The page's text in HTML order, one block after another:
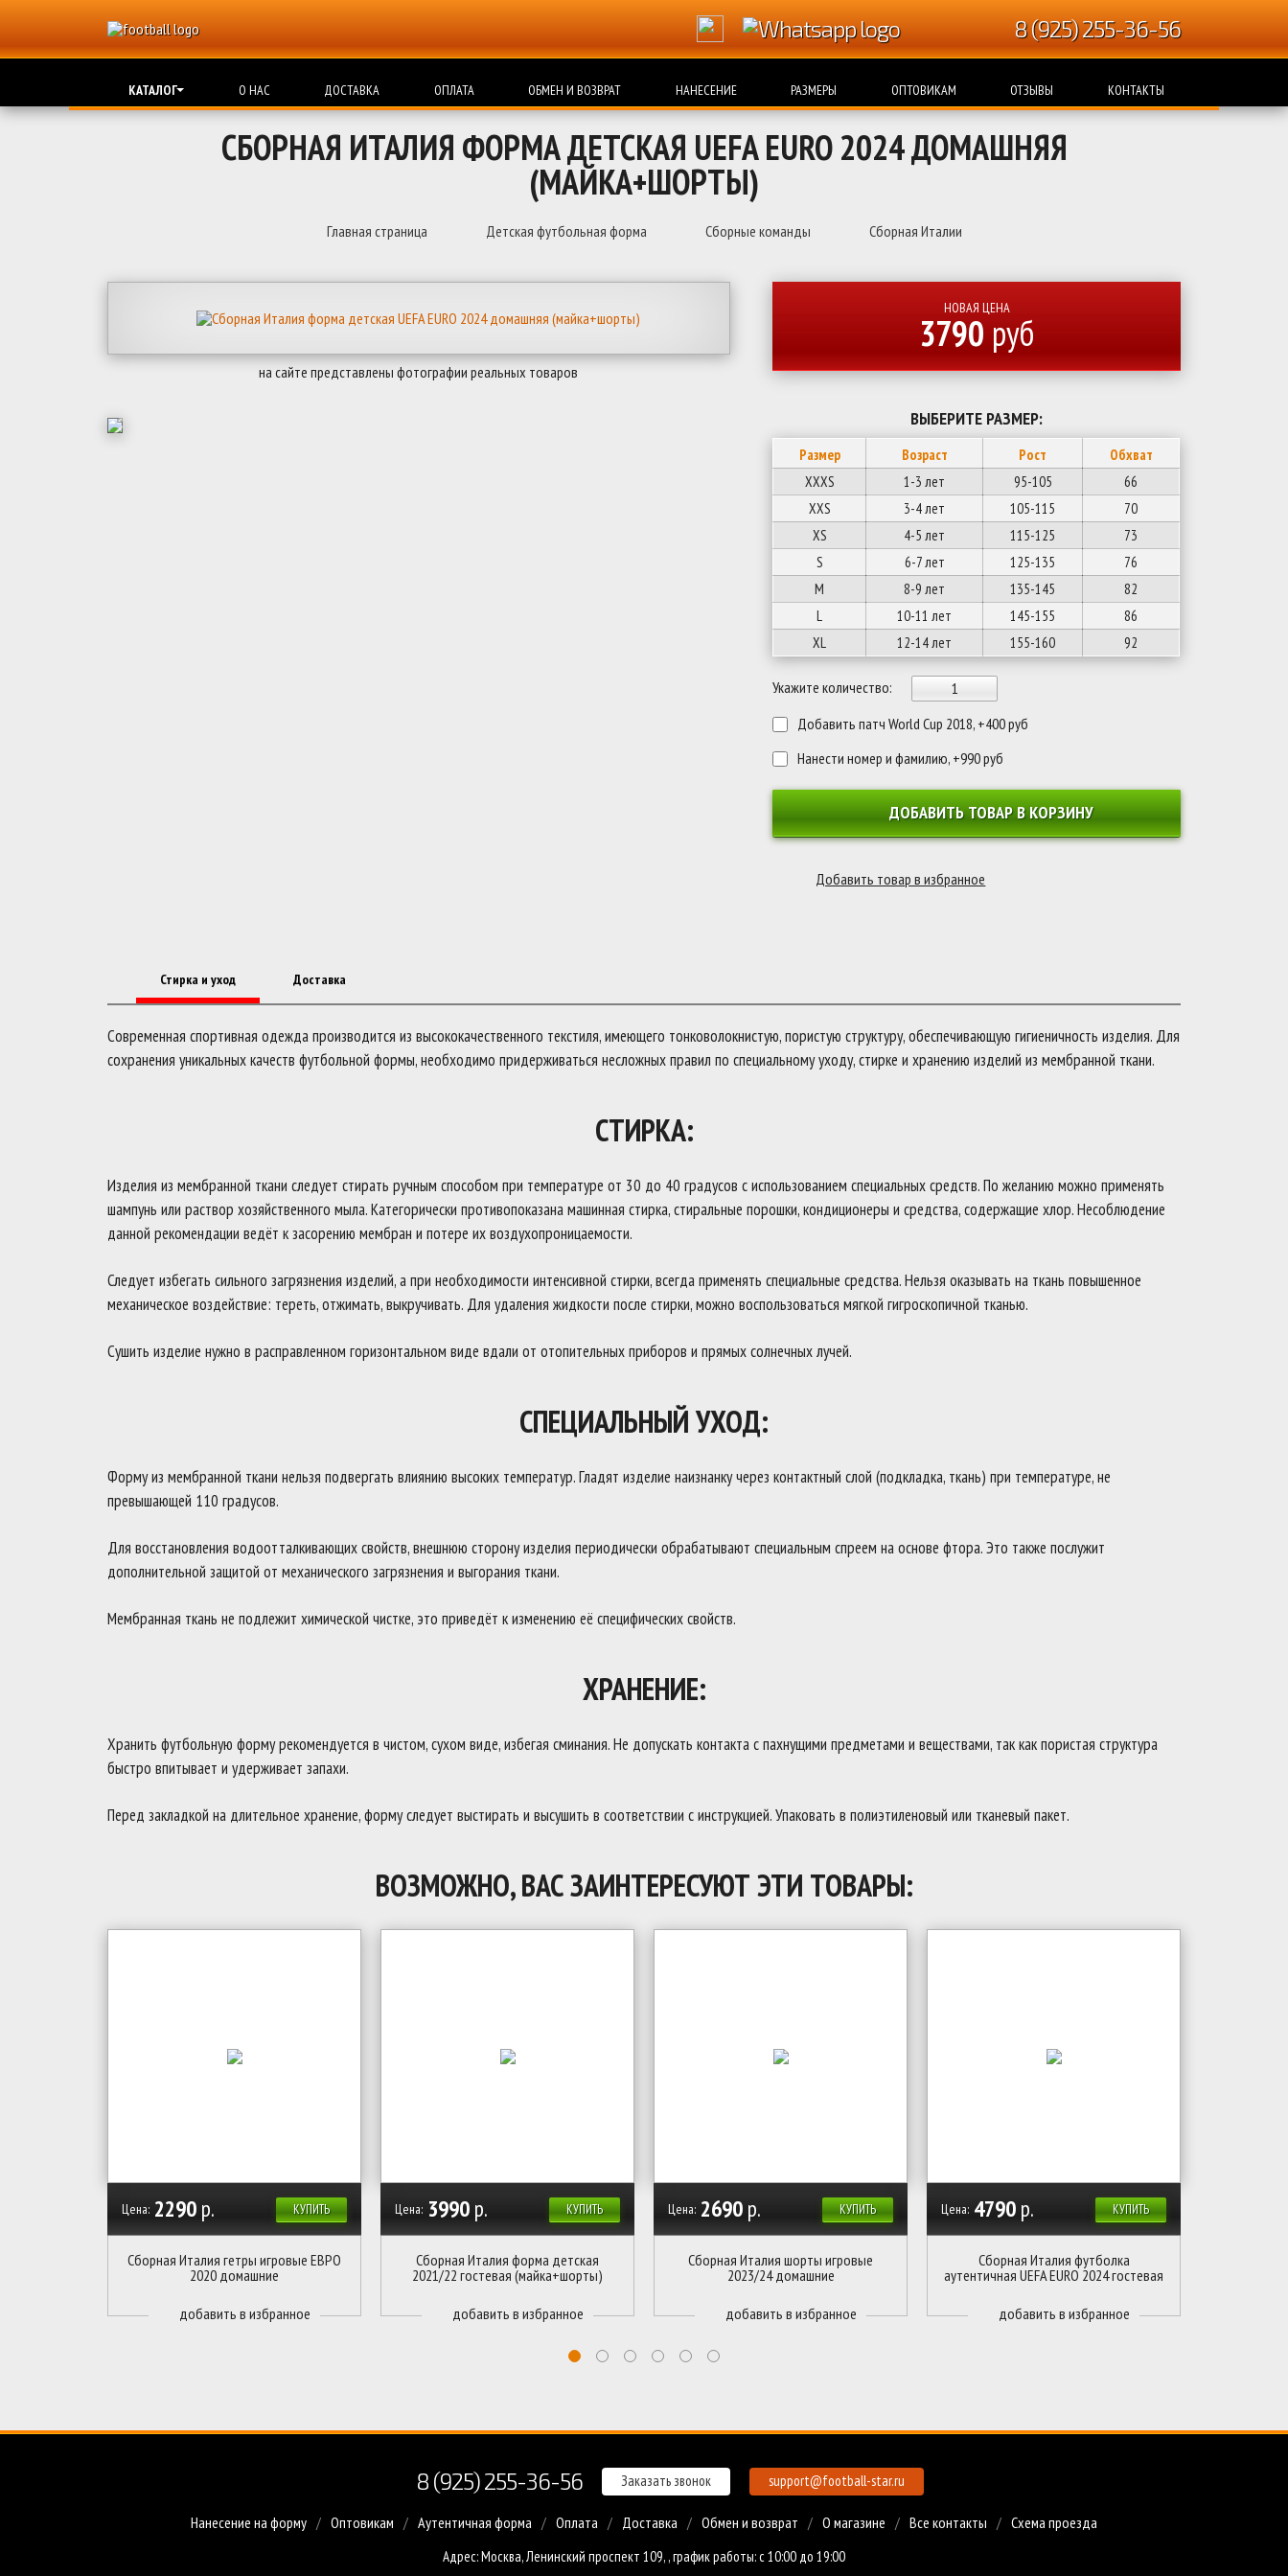
8 (925) 255-36-56
КАТАЛОГ О НАС ДОСТАВКА ОПЛАТА ОБМЕН И ВОЗВРАТ НАНЕСЕНИЕ РАЗМЕРЫ ОПТОВИКАМ ОТЗЫВЫ КОНТАКТЫ
СБОРНАЯ ИТАЛИЯ ФОРМА ДЕТСКАЯ UEFA EURO 2024 ДОМАШНЯЯ
(МАЙКА+ШОРТЫ)
Главная страница Детская футбольная форма Сборные команды Сборная Италии
на сайте представлены фотографии реальных товаров
НОВАЯ ЦЕНА
3790 руб
ВЫБЕРИТЕ РАЗМЕР:
Размер Возраст Рост
Обхват
XXXS
1-3 лет 95-105
66
XXS
3-4 лет 105-115
70
XS
4-5 лет 115-125
73
S
6-7 лет 125-135
76
M
8-9 лет 135-145
82
L
10-11 лет 145-155
86
XL
12-14 лет 155-160 92
Укажите количество:
Добавить патч World Cup 2018, +400 руб
Нанести номер и фамилию, +990 руб
ДОБАВИТЬ ТОВАР В КОРЗИНУ
Стирка и уход Доставка
Современная спортивная одежда производится из высококачественного текстиля, имеющего тонковолокнистую, пористую структуру, обеспечивающую гигиеничность изделия. Для
сохранения уникальных качеств футбольной формы, необходимо придерживаться несложных правил по специальному уходу, стирке и хранению изделий из мембранной ткани.
СТИРКА:
Изделия из мембранной ткани следует стирать ручным способом при температуре от 30 до 40 градусов с использованием специальных средств. По желанию можно применять
шампунь или раствор хозяйственного мыла. Категорически противопоказана машинная стирка, стиральные порошки, кондиционеры и средства, содержащие хлор. Несоблюдение
данной рекомендации ведёт к засорению мембран и потере их воздухопроницаемости.
Следует избегать сильного загрязнения изделий, а при необходимости интенсивной стирки, всегда применять специальные средства. Нельзя оказывать на ткань повышенное
механическое воздействие: тереть, отжимать, выкручивать. Для удаления жидкости после стирки, можно воспользоваться мягкой гигроскопичной тканью.
Сушить изделие нужно в расправленном горизонтальном виде вдали от отопительных приборов и прямых солнечных лучей.
СПЕЦИАЛЬНЫЙ УХОД:
Форму из мембранной ткани нельзя подвергать влиянию высоких температур. Гладят изделие наизнанку через контактный слой (подкладка, ткань) при температуре, не
превышающей 110 градусов.
Для восстановления водоотталкивающих свойств, внешнюю сторону изделия периодически обрабатывают специальным спреем на основе фтора. Это также послужит
дополнительной защитой от механического загрязнения и выгорания ткани.
Мембранная ткань не подлежит химической чистке, это приведёт к изменению её специфических свойств.
ХРАНЕНИЕ:
Хранить футбольную форму рекомендуется в чистом, сухом виде, избегая сминания. Не допускать контакта с пахнущими предметами и веществами, так как пористая структура
быстро впитывает и удерживает запахи.
Перед закладкой на длительное хранение, форму следует выстирать и высушить в соответствии с инструкцией. Упаковать в полиэтиленовый или тканевый пакет.
ВОЗМОЖНО, ВАС ЗАИНТЕРЕСУЮТ ЭТИ ТОВАРЫ:
КУПИТЬ
Цена: 2290р.
Сборная Италия гетры игровые ЕВРО
2020 домашние
КУПИТЬ
Цена: 3990р.
Сборная Италия форма детская
2021/22 гостевая (майка+шорты)
КУПИТЬ
Цена: 2690р.
Сборная Италия шорты игровые
2023/24 домашние
КУПИТЬ
Цена: 4790р.
Сборная Италия футболка
аутентичная UEFA EURO 2024 гостевая
8 (925) 255-36-56 Заказать звонок support@football-star.ru
Нанесение на форму Оптовикам Аутентичная форма Оплата Доставка Обмен и возврат О магазине Все контакты Схема проезда
Адрес: Москва, Ленинский проспект 109, , график работы: с 10:00 до 19:00